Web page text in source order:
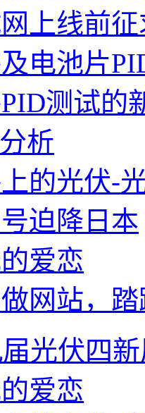
上线前
电池片
测试的
析
的光伏-
迫降日本
爱恋
网站，
光伏四
爱恋